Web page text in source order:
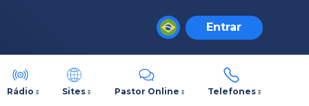
Entrar
Rádio Sites Pastor Online Telefones